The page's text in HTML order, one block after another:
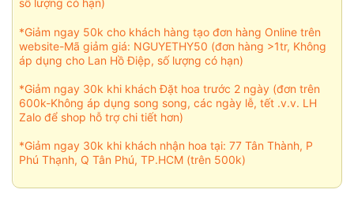
số lượng có hạn)
*Giảm ngay 50k cho khách hàng tạo đơn hàng Online trên
website-Mã giảm giá: NGUYETHY50 (đơn hàng >1tr, Không
áp dụng cho Lan Hồ Điệp, số lượng có hạn)
*Giảm ngay 30k khi khách Đặt hoa trước 2 ngày (đơn trên
600k-Không áp dụng song song, các ngày lễ, tết .v.v. LH
Zalo để shop hỗ trợ chi tiết hơn)
*Giảm ngay 30k khi khách nhận hoa tại: 77 Tân Thành, P
Phú Thạnh, Q Tân Phú, TP.HCM (trên 500k)